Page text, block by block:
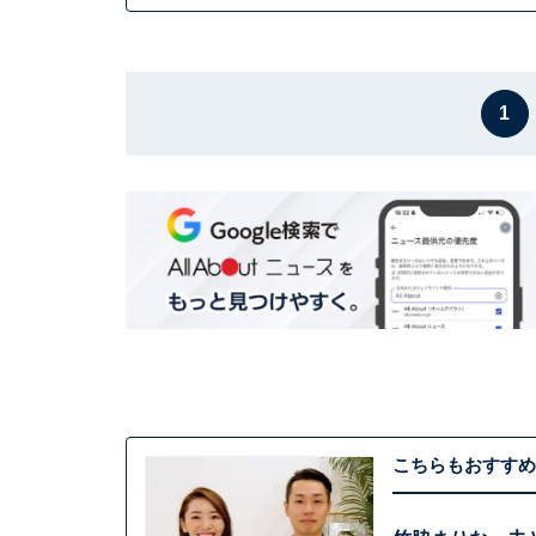
1
こちらもおすすめ